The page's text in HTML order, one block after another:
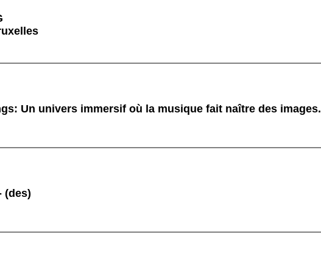
Un univers immersif où la musique fait naître des images.
(des)